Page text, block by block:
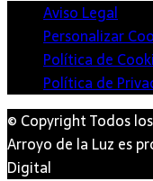
Aviso Legal
Personalizar
Política de
Política de
© Copyright Todos
Arroyo de la Luz es
Digital